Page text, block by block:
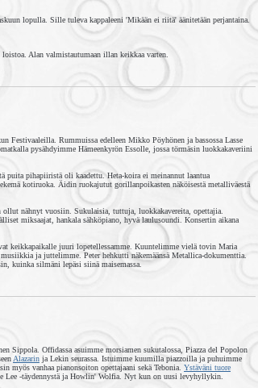
lopulla. Sille tuleva kappaleeni 'Mikään ei riitä' äänitetään perjantaina.
Alan valmistautumaan illan keikkaa varten.
Festivaaleilla. Rummuissa edelleen Mikko Pöyhönen ja bassossa Lasse
pysähdyimme Hämeenkyrön Essolle, jossa törmäsin luokkakaveriini
pihapiiristä oli kaadettu. Heta-koira ei meinannut laantua
kotiruoka. Äidin ruokajutut gorillanpoikasten näköisestä metalliväestä
nähnyt vuosiin. Sukulaisia, tuttuja, luokkakavereita, opettajia.
miksaajat, hankala sähköpiano, hyvä laulusoundi. Konsertin aikana
keikkapaikalle juuri lopetellessamme. Kuuntelimme vielä tovin Maria
ja juttelimme. Peter hehkutti näkemäänsä Metallica-dokumenttia.
kuinka silmäni lepäsi siinä maisemassa.
Sippola. Offidassa asuimme morsiamen sukutalossa, Piazza del Popolon
Alazarin ja Lekin seurassa. Istuimme kuumilla piazzoilla ja puhuimme
myös vanhaa pianonsoiton opettajaani sekä Tebonia. Ystäväni tuore
-täydennystä ja Howlin' Wolfia. Nyt kun on uusi levyhyllykin.